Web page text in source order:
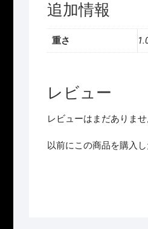
追加情報
重さ
レビュー
レビューはまだありませ
以前にこの商品を購入